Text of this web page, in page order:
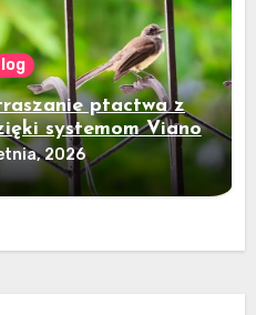
ptactwa z
systemom Viano
2026